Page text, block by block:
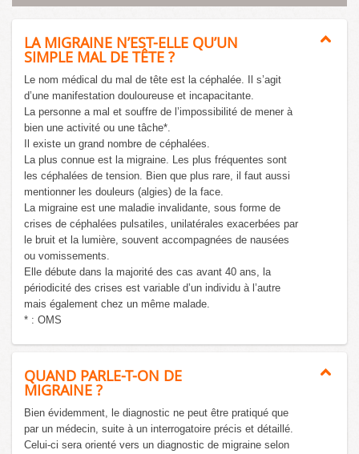
LA MIGRAINE N’EST-ELLE QU’UN
SIMPLE MAL DE TÊTE ?
Le nom médical du mal de tête est la céphalée. Il s’agit
d’une manifestation douloureuse et incapacitante.
La personne a mal et souffre de l’impossibilité de mener à
bien une activité ou une tâche*.
Il existe un grand nombre de céphalées.
La plus connue est la migraine. Les plus fréquentes sont
les céphalées de tension. Bien que plus rare, il faut aussi
mentionner les douleurs (algies) de la face.
La migraine est une maladie invalidante, sous forme de
crises de céphalées pulsatiles, unilatérales exacerbées par
le bruit et la lumière, souvent accompagnées de nausées
ou vomissements.
Elle débute dans la majorité des cas avant 40 ans, la
périodicité des crises est variable d’un individu à l’autre
mais également chez un même malade.
* : OMS
QUAND PARLE-T-ON DE
MIGRAINE ?
Bien évidemment, le diagnostic ne peut être pratiqué que
par un médecin, suite à un interrogatoire précis et détaillé.
Celui-ci sera orienté vers un diagnostic de migraine selon